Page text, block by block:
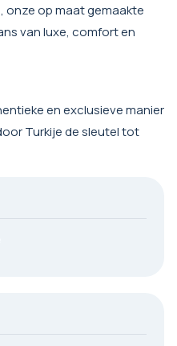
onze op maat gemaakte
van luxe, comfort en
en exclusieve manier
Turkije de sleutel tot